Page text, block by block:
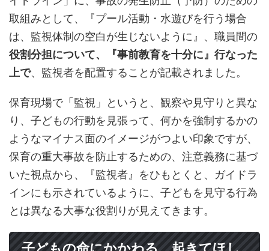
取組みとして、『プール活動・水遊びを行う場合
は、監視体制の空白が生じないように』、職員間の
役割分担について、『事前教育を十分に』行なった
上で、監視者を配置することが記載されました。
保育現場で「監視」というと、観察や見守りと異な
り、子どもの行動を見張って、何かを強制するかの
ようなマイナス面のイメージがつよい印象ですが、
保育の重大事故を防止するための、注意義務に基づ
いた視点から、『監視者』をひもとくと、ガイドラ
インにも示されているように、子どもを見守る行為
とは異なる大事な役割りが見えてきます。
子どもの命にかかわる、起きてほし